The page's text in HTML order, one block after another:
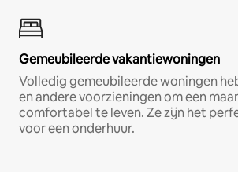
Gemeubileerde vakantiewoningen
Volledig gemeubileerde woningen
en andere voorzieningen om een
comfortabel te leven. Ze zijn het
voor een onderhuur.